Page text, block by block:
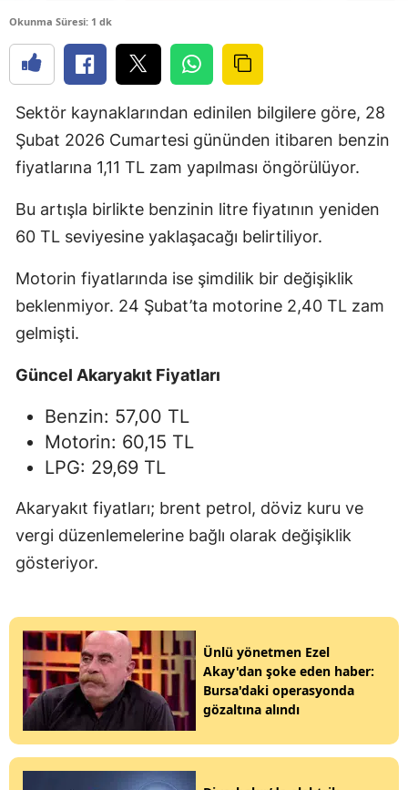
Okunma Süresi: 1 dk
Sektör kaynaklarından edinilen bilgilere göre, 28
Şubat 2026 Cumartesi gününden itibaren benzin
fiyatlarına 1,11 TL zam yapılması öngörülüyor.
Bu artışla birlikte benzinin litre fiyatının yeniden
60 TL seviyesine yaklaşacağı belirtiliyor.
Motorin fiyatlarında ise şimdilik bir değişiklik
beklenmiyor. 24 Şubat’ta motorine 2,40 TL zam
gelmişti.
Güncel Akaryakıt Fiyatları
Benzin: 57,00 TL
Motorin: 60,15 TL
LPG: 29,69 TL
Akaryakıt fiyatları; brent petrol, döviz kuru ve
vergi düzenlemelerine bağlı olarak değişiklik
gösteriyor.
Ünlü yönetmen Ezel
Akay'dan şoke eden haber:
Bursa'daki operasyonda
gözaltına alındı